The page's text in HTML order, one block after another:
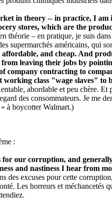
in theory -- in practice, I
stores, which are the
théorie – en pratique, je suis
supermarchés américains, qui
and cheap. And
leaving their jobs by
company contracting to
working class "wage slaves" to
abordable et peu chère.
des consommateurs. Je me
à boycotter Walmart.)
:
our corruption, and
and nastiness I hear from
des excuses pour cette
Les horreurs et méchancetés